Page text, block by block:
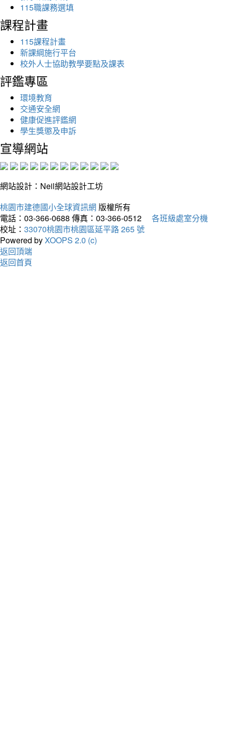
115職課務選填
課程計畫
115課程計畫
新課綱施行平台
校外人士協助教學要點及課表
評鑑專區
環境教育
交通安全網
健康促進評鑑網
學生獎懲及申訴
宣導網站
網站設計：Neil網站設計工坊
桃園市建德國小全球資訊網 版權所有
電話：03-366-0688 傳真：03-366-0512
各班級處室分機
校址： 33070桃園市桃園區延平路 265 號
Powered byXOOPS 2.0 (c)
返回頂端
返回首頁